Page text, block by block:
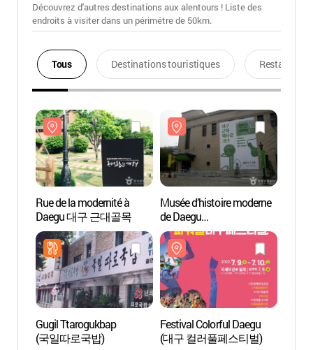
Découvrez d'autres destinations aux alentours ! Liste des
endroits à visiter dans un périmétre de 50km.
Tous Destinations touristiques Restaurants
Rue de la modernité à
Daegu 대구 근대골목
Musée d’histoire moderne
de Daegu
(대구근대역사관)
Gugil Ttarogukbap
(국일따로국밥)
Festival Colorful Daegu
(대구 컬러풀페스티벌)